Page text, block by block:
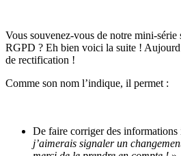
Vous souvenez-vous de notre mini-
RGPD ? Eh bien voici la suite !
de rectification !
Comme son nom l’indique, il permet :
De faire corriger des informations
j’aimerais signaler un